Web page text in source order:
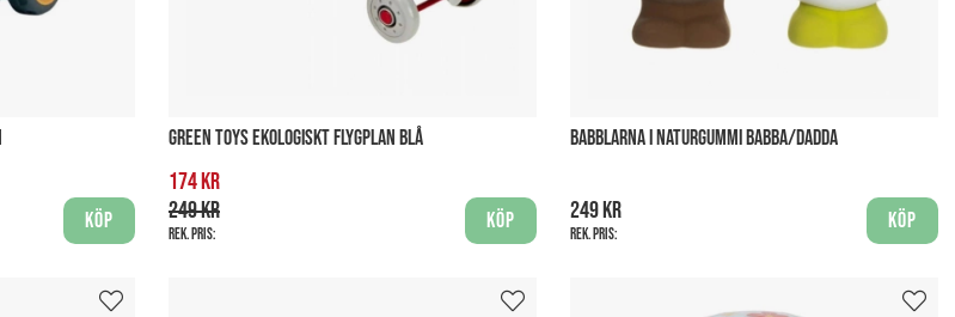
Köp
GREEN TOYS EKOLOGISKT FLYGPLAN BLÅ
174 kr
249 kr
Rek. pris:
Köp
BABBLARNA I NATURGUMMI BABBA/DADDA
249 kr
Rek. pris:
Köp